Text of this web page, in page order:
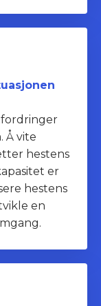
Å vite
hestens
er
hestens
en